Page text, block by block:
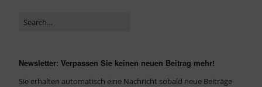
Newsletter: Verpassen Sie keinen neuen Beitrag mehr!
Sie erhalten automatisch eine Nachricht sobald neue Beiträge